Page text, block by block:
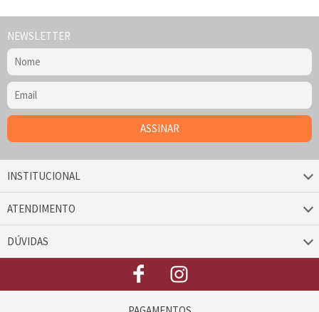
NEWSLETTER
INSTITUCIONAL
ATENDIMENTO
DÚVIDAS